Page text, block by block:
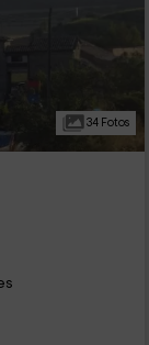
34 Fotos